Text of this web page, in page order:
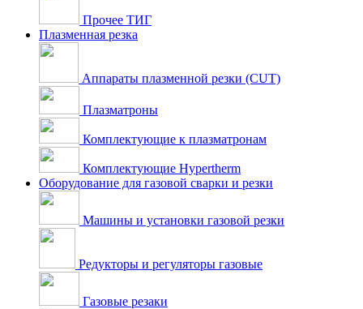
Прочее ТИГ
Плазменная резка
Аппараты плазменной резки (CUT)
Плазматроны
Комплектующие к плазматронам
Комплектующие Hypertherm
Оборудование для газовой сварки и резки
Машины и установки газовой резки
Редукторы и регуляторы газовые
Газовые резаки